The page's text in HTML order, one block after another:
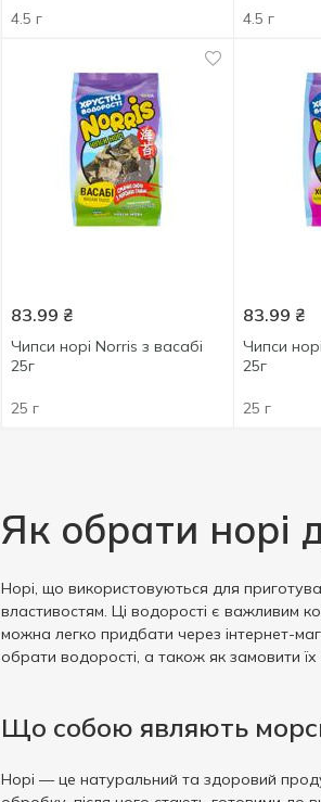
4.5 г 4.5 г
83.99 ₴
Чипси норі Norris з васабі
25г
25 г
83.99 ₴
Чипси
25г
25 г
Як обрати норі
Норі, що використовуються для
властивостям. Ці водорості є важливим
можна легко придбати через інтернет-
обрати водорості, а також як замовити
Що собою являють
Норі — це натуральний та здоровий